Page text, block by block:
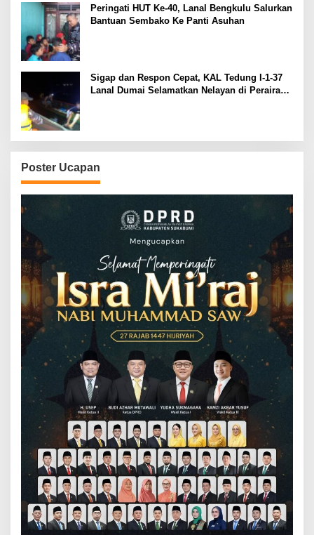
Peringati HUT Ke-40, Lanal Bengkulu Salurkan
Bantuan Sembako Ke Panti Asuhan
Sigap dan Respon Cepat, KAL Tedung I-1-37
Lanal Dumai Selamatkan Nelayan di Perairan
Poster Ucapan